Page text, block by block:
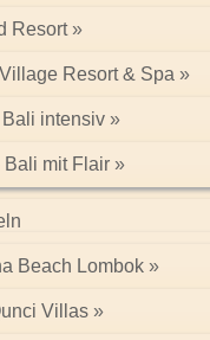
Resort
Resort & Spa
intensiv
Bali mit Flair
Beach Lombok
Villas